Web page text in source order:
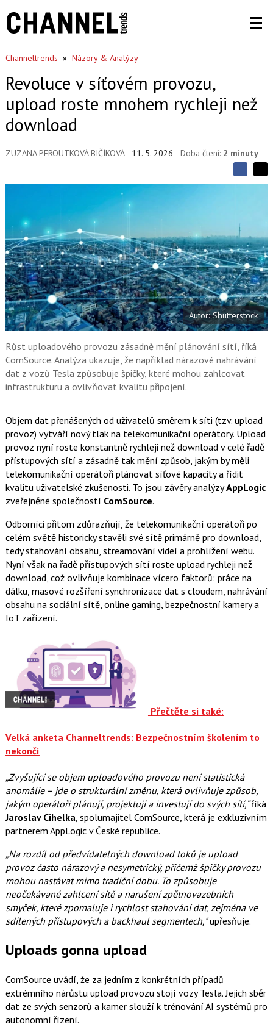
Channeltrends » Názory & Analýzy
Revoluce v síťovém provozu,
upload roste mnohem rychleji než
download
ZUZANA PEROUTKOVÁ BIČÍKOVÁ 11. 5. 2026 Doba čtení: 2 minuty
S
e
t
S
t
e
n
a
F
a
c
e
b
o
o
k
u
e
n
a
s
í
t
i
X
Autor: Shutterstock
Růst uploadového provozu zásadně mění plánování sítí, říká
ComSource. Analýza ukazuje, že například nárazové nahrávání
dat z vozů Tesla způsobuje špičky, které mohou zahlcovat
infrastrukturu a ovlivňovat kvalitu připojení.
Objem dat přenášených od uživatelů směrem k síti (tzv. upload
provoz) vytváří nový tlak na telekomunikační operátory. Upload
provoz nyní roste konstantně rychleji než download v celé řadě
přístupových sítí a zásadně tak mění způsob, jakým by měli
telekomunikační operátoři plánovat síťové kapacity a řídit
kvalitu uživatelské zkušenosti. To jsou závěry analýzyAppLogic
zveřejněné společností ComSource.
Odborníci přitom zdůrazňují, že telekomunikační operátoři po
celém světě historicky stavěli své sítě primárně pro download,
tedy stahování obsahu, streamování videí a prohlížení webu.
Nyní však na řadě přístupových sítí roste upload rychleji než
download, což ovlivňuje kombinace vícero faktorů: práce na
dálku, masové rozšíření synchronizace dat s cloudem, nahrávání
obsahu na sociální sítě, online gaming, bezpečnostní kamery a
IoT zařízení.
Přečtěte si také:
Velká anketa Channeltrends: Bezpečnostním školením to
nekončí
„Zvyšující se objem uploadového provozu není statistická
anomálie – jde o strukturální změnu, která ovlivňuje způsob,
jakým operátoři plánují, projektují a investují do svých sítí,“říká
Jaroslav Cihelka, spolumajitel ComSource, která je exkluzivním
partnerem AppLogic v České republice.
„Na rozdíl od předvídatelných download toků je upload
provoz často nárazový a nesymetrický, přičemž špičky provozu
mohou nastávat mimo tradiční dobu. To způsobuje
neočekávané zahlcení sítě a narušení zpětnovazebních
smyček, které zpomaluje i rychlost stahování dat, zejména ve
sdílených přístupových a backhaul segmentech,"upřesňuje.
Uploads gonna upload
ComSource uvádí, že za jedním z konkrétních případů
extrémního nárůstu upload provozu stojí vozy Tesla. Jejich sběr
dat ze svých senzorů a kamer slouží k trénování AI systémů pro
autonomní řízení.